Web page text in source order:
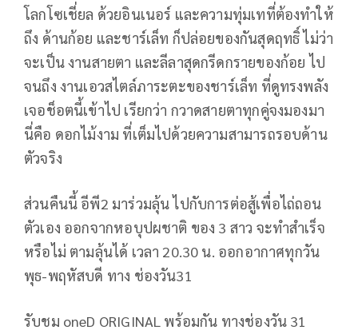
โลกโซเชี่ยล ด้วยอินเนอร์ และความทุ่มเทที่ต้องทำให้
ถึง ด้านก้อย และชาร์เล็ท ก็ปล่อยของกันสุดฤทธิ์ ไม่ว่า
จะเป็น งานสายตา และลีลาสุดกรีดกรายของก้อย ไป
จนถึง งานเอวสไตล์ภาระตะของชาร์เล็ท ที่ดูทรงพลัง
เจอช็อตนี้เข้าไป เรียกว่า กวาดสายตาทุกคู่จงมองมา
นี่คือ ดอกไม้งาม ที่เต็มไปด้วยความสามารถรอบด้าน
ตัวจริง
ส่วนคืนนี้ อีพี2 มาร่วมลุ้น ไปกับการต่อสู้เพื่อไถ่ถอน
ตัวเอง ออกจากหอบุปผชาติ ของ 3 สาว จะทำสำเร็จ
หรือไม่ ตามลุ้นได้ เวลา 20.30 น. ออกอากาศทุกวัน
พุธ-พฤหัสบดี ทาง ช่องวัน31
รับชม oneD ORIGINAL พร้อมกัน ทางช่องวัน 31